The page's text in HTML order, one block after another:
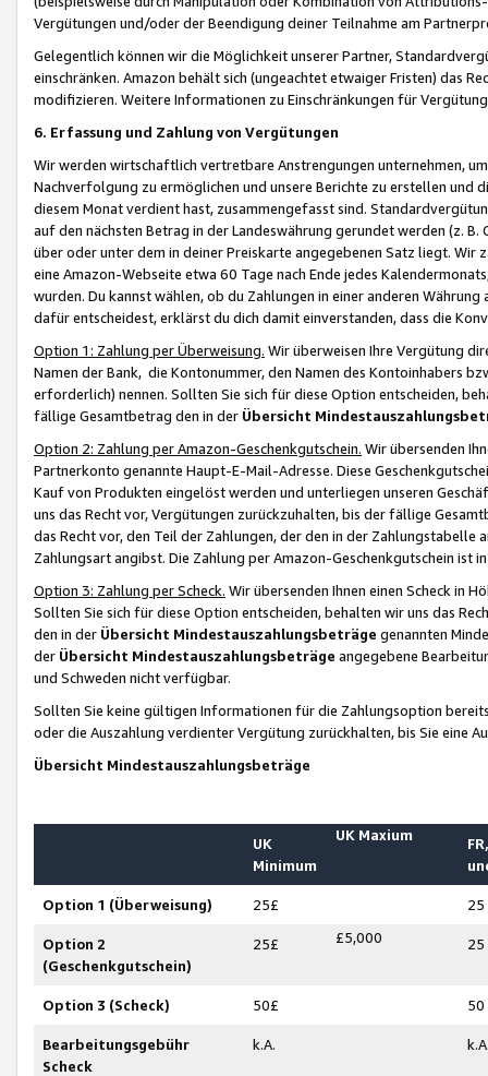
Vergütungen und/oder der Beendigung deiner Teilnahme am
Gelegentlich können wir die Möglichkeit unserer Partner,
einschränken. Amazon behält sich (ungeachtet etwaiger Fristen) das
modifizieren. Weitere Informationen zu Einschränkungen für
6. Erfassung und Zahlung von Vergütungen
Wir werden wirtschaftlich vertretbare Anstrengungen unternehmen,
Nachverfolgung zu ermöglichen und unsere Berichte zu erstellen und
diesem Monat verdient hast, zusammengefasst sind.
auf den nächsten Betrag in der Landeswährung gerundet werden (z.
über oder unter dem in deiner Preiskarte angegebenen Satz liegt.
eine Amazon-Webseite etwa 60 Tage nach Ende jedes
wurden. Du kannst wählen, ob du Zahlungen in einer anderen
dafür entscheidest, erklärst du dich damit einverstanden, dass die
Option 1: Zahlung per Überweisung. Wir überweisen Ihre Vergütung
Namen der Bank, die Kontonummer, den Namen des Kontoinhabers
erforderlich) nennen. Sollten Sie sich für diese Option entscheiden,
fällige Gesamtbetrag den in der Übersicht
Option 2: Zahlung per Amazon-Geschenkgutschein. Wir übersenden
Partnerkonto genannte Haupt-E-Mail-Adresse. Diese
Kauf von Produkten eingelöst werden und unterliegen unseren
uns das Recht vor, Vergütungen zurückzuhalten, bis der fällige
das Recht vor, den Teil der Zahlungen, der den in der
Zahlungsart angibst. Die Zahlung per Amazon-Geschenkgutschein ist
Option 3: Zahlung per Scheck. Wir übersenden Ihnen einen Scheck in
Sollten Sie sich für diese Option entscheiden, behalten wir uns das
den in der Übersicht Mindestauszahlungsbeträge genannten
der Übersicht Mindestauszahlungsbeträge angegebene
und Schweden nicht verfügbar.
Sollten Sie keine gültigen Informationen für die Zahlungsoption
oder die Auszahlung verdienter Vergütung zurückhalten, bis Sie
Übersicht Mindestauszahlungsbeträge
UK
Minimum
UK Maxium
Option 1 (Überweisung) 25£ 25
Option 2
(Geschenkgutschein)
25£ £5,000 25
Option 3 (Scheck) 50£ 50
Bearbeitungsgebühr
Scheck
k.A.